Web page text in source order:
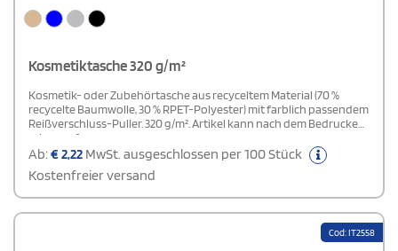
Kosmetiktasche 320 g/m²
Kosmetik- oder Zubehörtasche aus recyceltem Material (70 %
recycelte Baumwolle, 30 % RPET-Polyester) mit farblich passendem
Reißverschluss-Puller. 320 g/m². Artikel kann nach dem Bedrucken
schrumpfen.
Ab:€2,22 MwSt. ausgeschlossen per 100 Stück
Kostenfreier versand
Cod: IT2558